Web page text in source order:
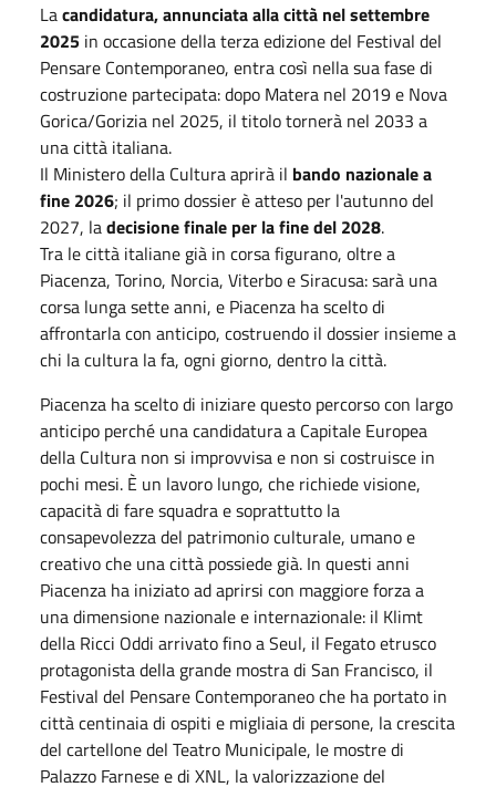
Lacandidatura, annunciata alla città nel settembre
2025 in occasione della terza edizione del Festival del
Pensare Contemporaneo, entra così nella sua fase di
costruzione partecipata: dopo Matera nel 2019 e Nova
Gorica/Gorizia nel 2025, il titolo tornerà nel 2033 a
una città italiana.
Il Ministero della Cultura aprirà il bando nazionale a
fine 2026; il primo dossier è atteso per l'autunno del
2027, ladecisione finale per la fine del 2028.
Tra le città italiane già in corsa figurano, oltre a
Piacenza, Torino, Norcia, Viterbo e Siracusa: sarà una
corsa lunga sette anni, e Piacenza ha scelto di
affrontarla con anticipo, costruendo il dossier insieme a
chi la cultura la fa, ogni giorno, dentro la città.
Piacenza ha scelto di iniziare questo percorso con largo
anticipo perché una candidatura a Capitale Europea
della Cultura non si improvvisa e non si costruisce in
pochi mesi. È un lavoro lungo, che richiede visione,
capacità di fare squadra e soprattutto la
consapevolezza del patrimonio culturale, umano e
creativo che una città possiede già. In questi anni
Piacenza ha iniziato ad aprirsi con maggiore forza a
una dimensione nazionale e internazionale: il Klimt
della Ricci Oddi arrivato fino a Seul, il Fegato etrusco
protagonista della grande mostra di San Francisco, il
Festival del Pensare Contemporaneo che ha portato in
città centinaia di ospiti e migliaia di persone, la crescita
del cartellone del Teatro Municipale, le mostre di
Palazzo Farnese e di XNL, la valorizzazione del